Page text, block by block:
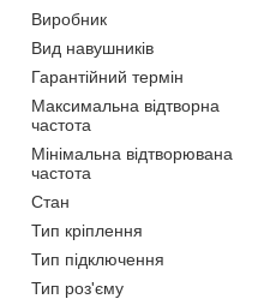
Виробник
Вид навушників
Гарантійний термін
Максимальна відтворна
частота
Мінімальна відтворювана
частота
Стан
Тип кріплення
Тип підключення
Тип роз'єму